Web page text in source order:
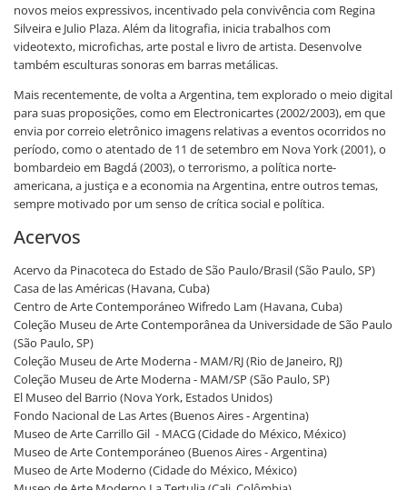
novos meios expressivos, incentivado pela convivência com Regina
Silveira e Julio Plaza. Além da litografia, inicia trabalhos com
videotexto, microfichas, arte postal e livro de artista. Desenvolve
também esculturas sonoras em barras metálicas.
Mais recentemente, de volta a Argentina, tem explorado o meio digital
para suas proposições, como em Electronicartes (2002/2003), em que
envia por correio eletrônico imagens relativas a eventos ocorridos no
período, como o atentado de 11 de setembro em Nova York (2001), o
bombardeio em Bagdá (2003), o terrorismo, a política norte-
americana, a justiça e a economia na Argentina, entre outros temas,
sempre motivado por um senso de crítica social e política.
Acervos
Acervo da Pinacoteca do Estado de São Paulo/Brasil (São Paulo, SP)
Casa de las Américas (Havana, Cuba)
Centro de Arte Contemporáneo Wifredo Lam (Havana, Cuba)
Coleção Museu de Arte Contemporânea da Universidade de São Paulo
(São Paulo, SP)
Coleção Museu de Arte Moderna - MAM/RJ (Rio de Janeiro, RJ)
Coleção Museu de Arte Moderna - MAM/SP (São Paulo, SP)
El Museo del Barrio (Nova York, Estados Unidos)
Fondo Nacional de Las Artes (Buenos Aires - Argentina)
Museo de Arte Carrillo Gil - MACG (Cidade do México, México)
Museo de Arte Contemporáneo (Buenos Aires - Argentina)
Museo de Arte Moderno (Cidade do México, México)